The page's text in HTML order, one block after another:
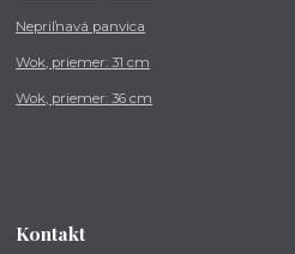
Nepriľnavá panvica
Wok, priemer: 31 cm
Wok, priemer: 36 cm
Kontakt